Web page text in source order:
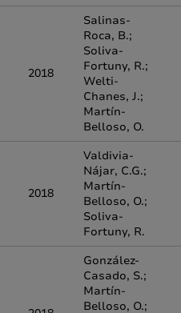
2018
Salinas-
Roca, B.;
Soliva-
Fortuny, R.;
Welti-
Chanes, J.;
Martín-
Belloso, O.
2018
Valdivia-
Nájar, C.G.;
Martín-
Belloso, O.;
Soliva-
Fortuny, R.
González-
Casado, S.;
Martín-
Belloso, O.;